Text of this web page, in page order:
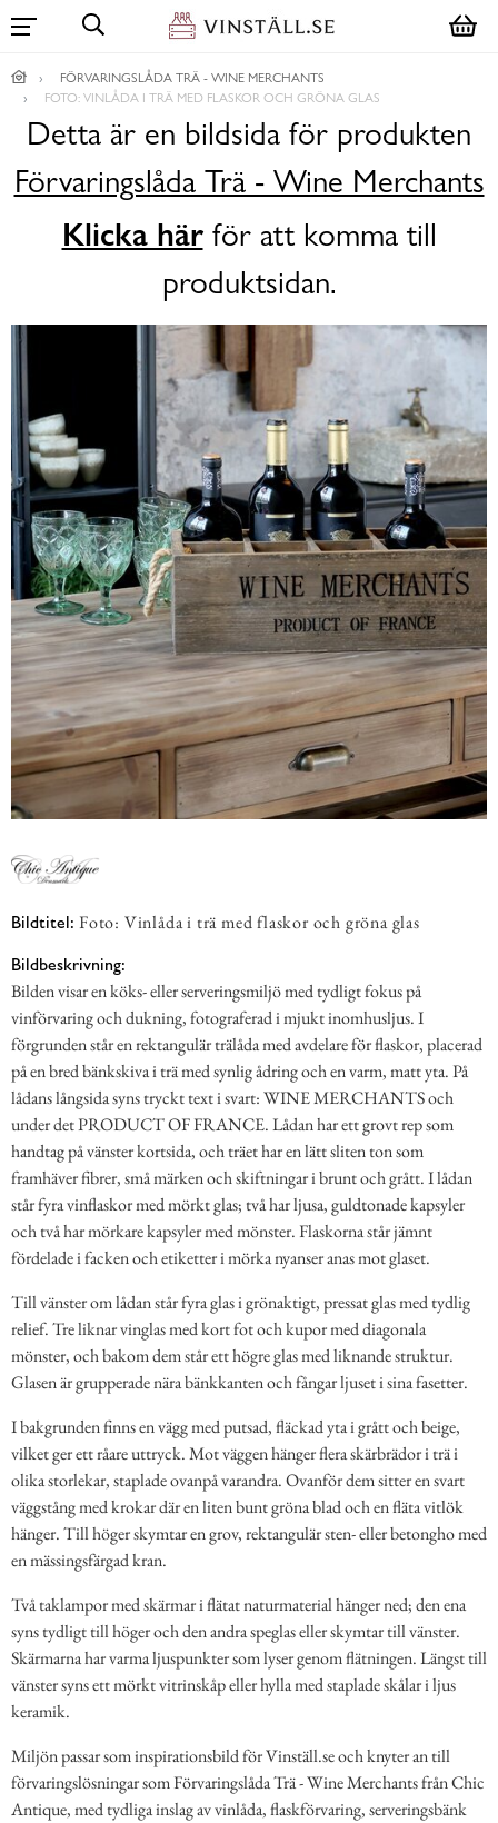
FÖRVARINGSLÅDA TRÄ - WINE MERCHANTS
FOTO: VINLÅDA I TRÄ MED FLASKOR OCH GRÖNA GLAS
Detta är en bildsida för produkten
Förvaringslåda Trä - Wine Merchants
Klicka härför att komma till
produktsidan.
Bildtitel: Foto: Vinlåda i trä med flaskor och gröna glas
Bildbeskrivning:
Bilden visar en köks- eller serveringsmiljö med tydligt fokus på
vinförvaring och dukning, fotograferad i mjukt inomhusljus. I
förgrunden står en rektangulär trälåda med avdelare för flaskor, placerad
på en bred bänkskiva i trä med synlig ådring och en varm, matt yta. På
lådans långsida syns tryckt text i svart: WINE MERCHANTS och
under det PRODUCT OF FRANCE. Lådan har ett grovt rep som
handtag på vänster kortsida, och träet har en lätt sliten ton som
framhäver fibrer, små märken och skiftningar i brunt och grått. I lådan
står fyra vinflaskor med mörkt glas; två har ljusa, guldtonade kapsyler
och två har mörkare kapsyler med mönster. Flaskorna står jämnt
fördelade i facken och etiketter i mörka nyanser anas mot glaset.
Till vänster om lådan står fyra glas i grönaktigt, pressat glas med tydlig
relief. Tre liknar vinglas med kort fot och kupor med diagonala
mönster, och bakom dem står ett högre glas med liknande struktur.
Glasen är grupperade nära bänkkanten och fångar ljuset i sina fasetter.
I bakgrunden finns en vägg med putsad, fläckad yta i grått och beige,
vilket ger ett råare uttryck. Mot väggen hänger flera skärbrädor i trä i
olika storlekar, staplade ovanpå varandra. Ovanför dem sitter en svart
väggstång med krokar där en liten bunt gröna blad och en fläta vitlök
hänger. Till höger skymtar en grov, rektangulär sten- eller betongho med
en mässingsfärgad kran.
Två taklampor med skärmar i flätat naturmaterial hänger ned; den ena
syns tydligt till höger och den andra speglas eller skymtar till vänster.
Skärmarna har varma ljuspunkter som lyser genom flätningen. Längst till
vänster syns ett mörkt vitrinskåp eller hylla med staplade skålar i ljus
keramik.
Miljön passar som inspirationsbild för Vinställ.se och knyter an till
förvaringslösningar som Förvaringslåda Trä - Wine Merchants från Chic
Antique, med tydliga inslag av vinlåda, flaskförvaring, serveringsbänk